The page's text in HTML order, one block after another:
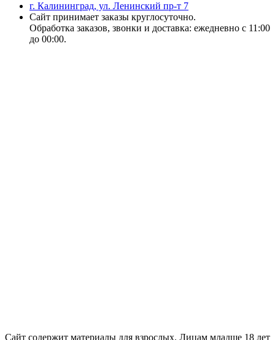
г. Калининград, ул. Ленинский пр-т 7
Сайт принимает заказы круглосуточно.
Обработка заказов, звонки и доставка: ежедневно с 11:00
до 00:00.
Сайт содержит материалы для взрослых. Лицам младше 18 лет